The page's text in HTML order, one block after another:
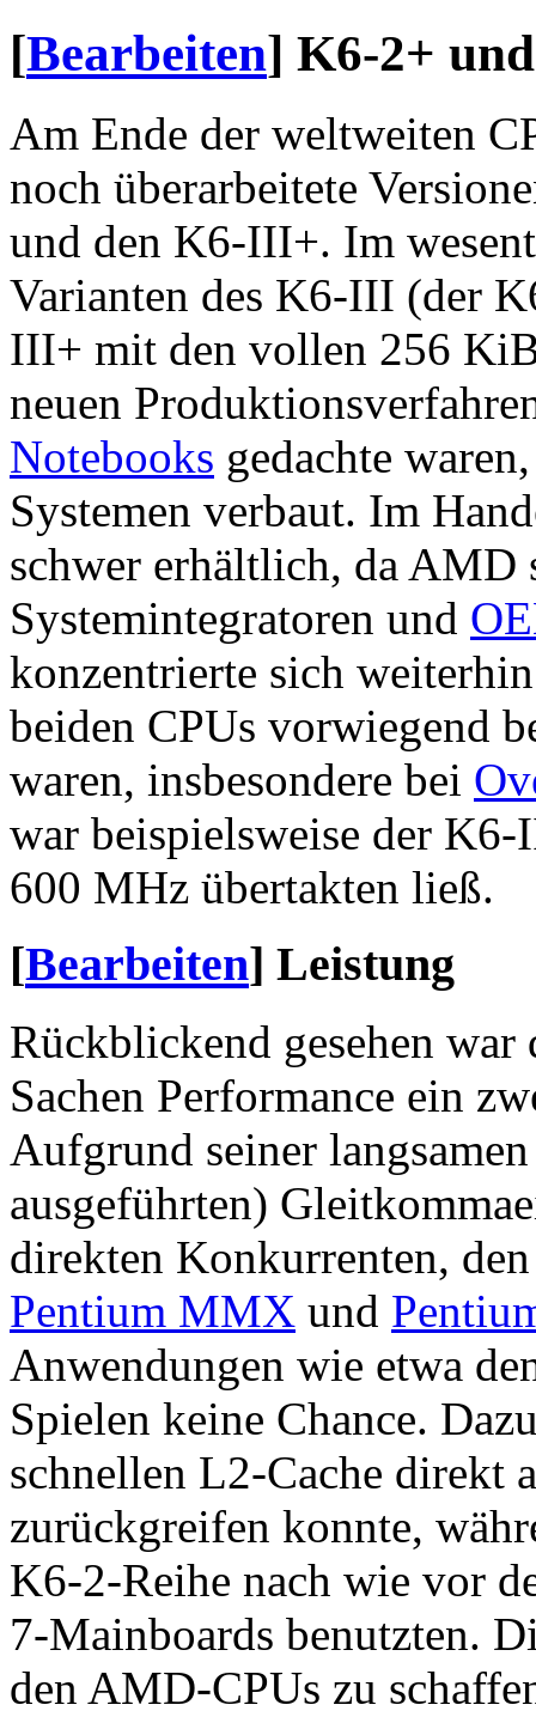
[Bearbeiten] K6-2+
Am Ende der weltweiten
noch überarbeitete
und den K6-III+. Im
Varianten des K6-III (der
III+ mit den vollen 256
neuen
Notebooks gedachte
Systemen verbaut. Im
schwer erhältlich, da AMD
Systemintegratoren und
konzentrierte sich
beiden CPUs vorwiegend
waren, insbesondere bei
war beispielsweise der
600 MHz übertakten ließ.
[Bearbeiten] Leistung
Rückblickend gesehen
Sachen Performance ein
Aufgrund seiner
ausgeführten)
direkten Konkurrenten,
Pentium MMX und
Anwendungen wie etwa
Spielen keine Chance.
schnellen L2-Cache direkt
zurückgreifen konnte,
K6-2-Reihe nach wie vor
7-Mainboards benutzten.
den AMD-CPUs zu